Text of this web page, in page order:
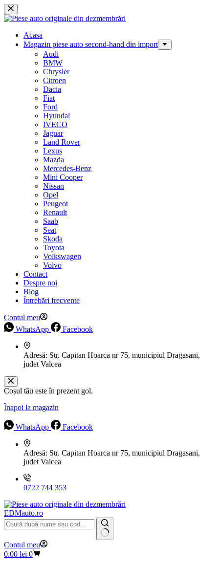
Sari
la
Acasa
Magazin piese auto second-hand din import
Audi
BMW
Chrysler
Citroen
Dacia
Fiat
Ford
Hyundai
IVECO
Jaguar
Land Rover
Lexus
Mazda
Mercedes-Benz
Mini Cooper
Nissan
Opel
Peugeot
Renault
Saab
Seat
Skoda
Toyota
Volkswagen
Volvo
Contact
Despre noi
Blog
Întrebări frecvente
Contul meu
WhatsApp
Facebook
Adresă: Str. Capitan Hoarca nr 75, municipiul Dragasani,
judet Valcea
Coșul tău este în prezent gol.
Înapoi la magazin
WhatsApp Facebook
Adresă: Str. Capitan Hoarca nr 75, municipiul Dragasani,
judet Valcea
0722 744 353
EDMauto.ro
Niciun
rezultat
Contul meu
Coș
0.00 lei 0